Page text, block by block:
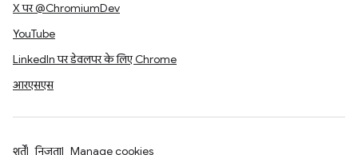
X पर @ChromiumDev
YouTube
LinkedIn पर डेवलपर के लिए Chrome
आरएसएस
शर्तें निजता Manage cookies